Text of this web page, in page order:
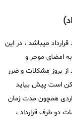
میباشد ، در این
امضای موجر و
از بروز مشکلات و ضرر
است پیش بیاید
همچون مدت زمان
دو طرف قرارداد ،